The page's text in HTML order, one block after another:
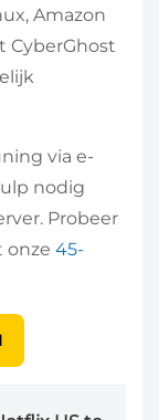
Amazon
CyberGhost
via e-
nodig
Probeer
onze 45-